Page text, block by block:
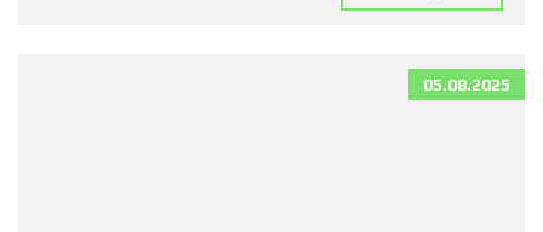
05.08.2025